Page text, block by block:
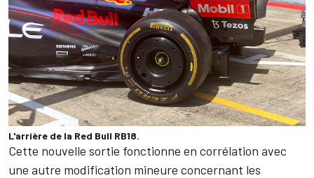
L'arrière de la Red Bull RB18.
Cette nouvelle sortie fonctionne en corrélation avec
une autre modification mineure concernant les